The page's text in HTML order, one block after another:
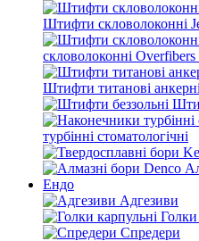
Штифти скловолоконні
скловолоконні Overfibers
Штифти титанові
турбінні стоматологічні
Ендо
Адгезиви
Голки
Спредери